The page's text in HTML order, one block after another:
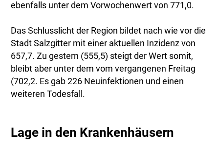
ebenfalls unter dem Vorwochenwert von 771,0.
Das Schlusslicht der Region bildet nach wie vor die
Stadt Salzgitter mit einer aktuellen Inzidenz von
657,7. Zu gestern (555,5) steigt der Wert somit,
bleibt aber unter dem vom vergangenen Freitag
(702,2. Es gab 226 Neuinfektionen und einen
weiteren Todesfall.
Lage in den Krankenhäusern